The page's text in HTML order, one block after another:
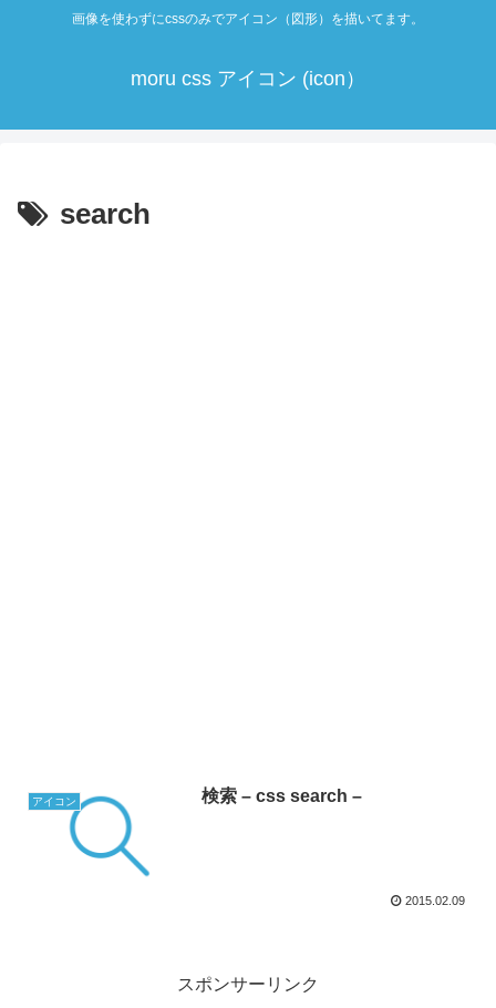
画像を使わずにcssのみでアイコン（図形）を描いてます。
moru css アイコン (icon）
search
アイコン 検索 – css search –
2015.02.09
スポンサーリンク